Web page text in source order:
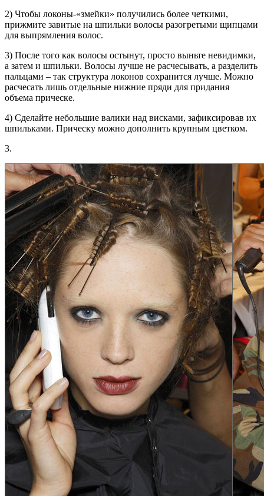
2) Чтобы локоны-«змейки» получились более четкими,
прижмите завитые на шпильки волосы разогретыми щипцами
для выпрямления волос.
3) После того как волосы остынут, просто выньте невидимки,
а затем и шпильки. Волосы лучше не расчесывать, а разделить
пальцами – так структура локонов сохранится лучше. Можно
расчесать лишь отдельные нижние пряди для придания
объема прическе.
4) Сделайте небольшие валики над висками, зафиксировав их
шпильками. Прическу можно дополнить крупным цветком.
3.